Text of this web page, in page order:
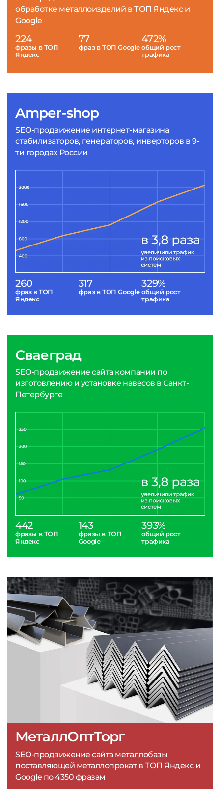
Amper-shop
SEO-продвижение интернет-магазина
стабилизаторов, генераторов, инверторов в 9-
ти городах России
260
фраз в ТОП
Яндекс
317
фраз в ТОП Google
329%
общий рост
трафика
МеталлОптТорг
SEO-продвижение сайта металлобазы
поставляющей металлопрокат в ТОП Яндекс и
Google по 4350 фразам
обработке металлоизделий в ТОП Яндекс и
Google
224
фразы в ТОП
Яндекс
77
фраз в ТОП Google
472%
общий рост
трафика
Сваеград
SEO-продвижение сайта компании по
изготовлению и установке навесов в Санкт-
Петербурге
442
фразы в ТОП
Яндекс
143
фразы в ТОП
Google
393%
общий рост
трафика